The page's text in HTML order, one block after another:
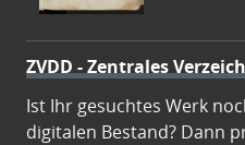
ZVDD - Zentrales
Ist Ihr gesuchtes Werk
digitalen Bestand? Dann